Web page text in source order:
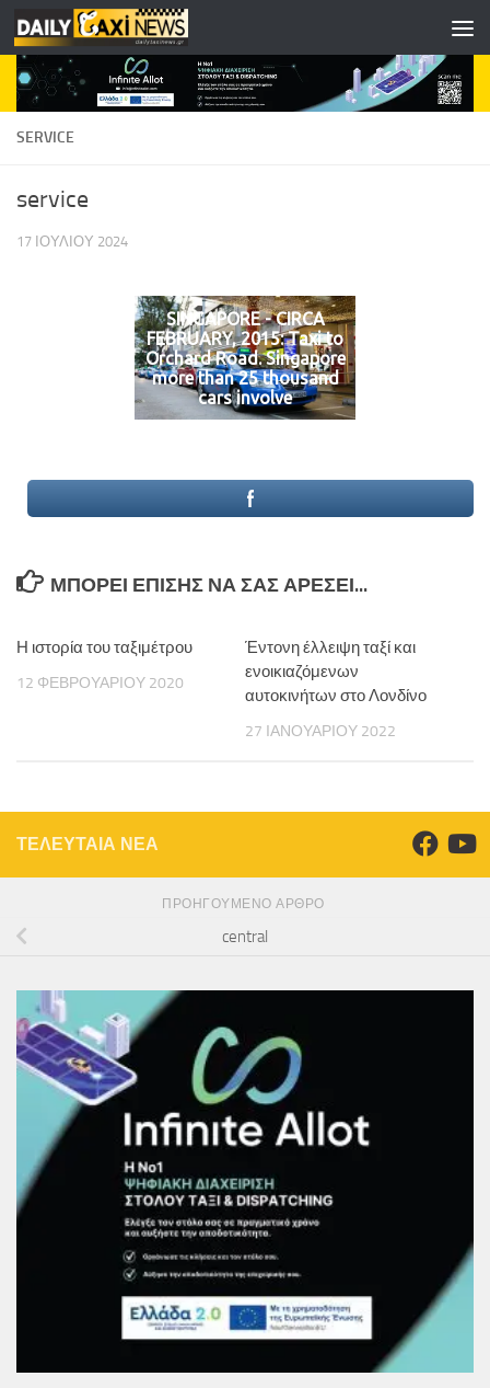
Skip to content
SERVICE
service
17 ΙΟΥΛΊΟΥ 2024
SINGAPORE - CIRCA
FEBRUARY, 2015: Taxi to
Orchard Road. Singapore
more than 25 thousand
cars involve
ΜΠΟΡΕΊ ΕΠΊΣΗΣ ΝΑ ΣΑΣ ΑΡΈΣΕΙ...
Η ιστορία του ταξιμέτρου
12 ΦΕΒΡΟΥΑΡΊΟΥ 2020
Έντονη έλλειψη ταξί και
ενοικιαζόμενων
αυτοκινήτων στο Λονδίνο
27 ΙΑΝΟΥΑΡΊΟΥ 2022
ΤΕΛΕΥΤΑΙΑ ΝΕΑ
ΠΡΟΗΓΟΎΜΕΝΟ ΆΡΘΡΟ
central